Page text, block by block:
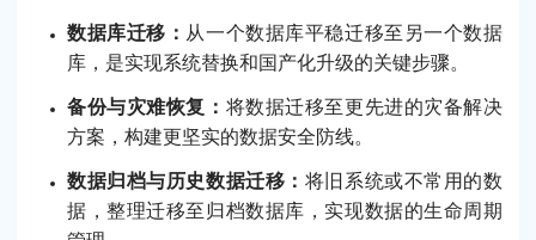
数据库迁移： 从一个数据库平稳迁移至另一个数据
库，是实现系统替换和国产化升级的关键步骤。
备份与灾难恢复： 将数据迁移至更先进的灾备解决
方案，构建更坚实的数据安全防线。
数据归档与历史数据迁移： 将旧系统或不常用的数
据，整理迁移至归档数据库，实现数据的生命周期